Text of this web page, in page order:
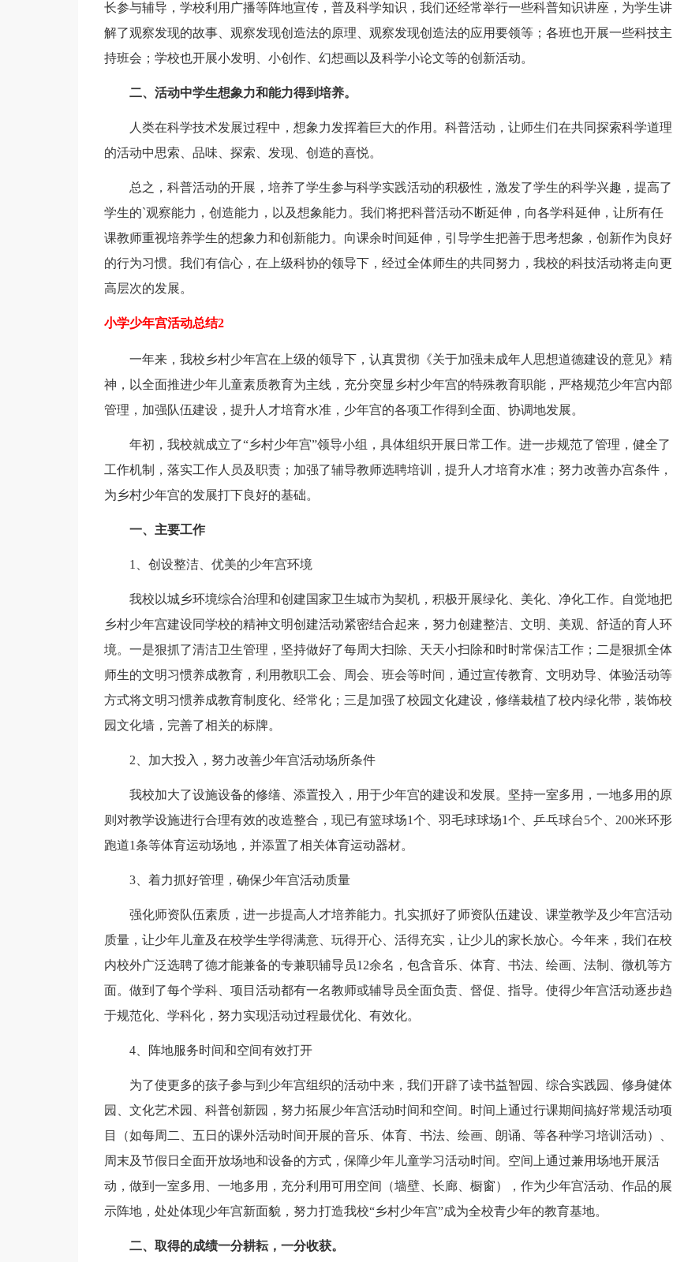
长参与辅导，学校利用广播等阵地宣传，普及科学知识，我们还经常举行一些科普知识讲座，为学生讲
解了观察发现的故事、观察发现创造法的原理、观察发现创造法的应用要领等；各班也开展一些科技主
持班会；学校也开展小发明、小创作、幻想画以及科学小论文等的创新活动。
二、活动中学生想象力和能力得到培养。
人类在科学技术发展过程中，想象力发挥着巨大的作用。科普活动，让师生们在共同探索科学道理
的活动中思索、品味、探索、发现、创造的喜悦。
总之，科普活动的开展，培养了学生参与科学实践活动的积极性，激发了学生的科学兴趣，提高了
学生的`观察能力，创造能力，以及想象能力。我们将把科普活动不断延伸，向各学科延伸，让所有任
课教师重视培养学生的想象力和创新能力。向课余时间延伸，引导学生把善于思考想象，创新作为良好
的行为习惯。我们有信心，在上级科协的领导下，经过全体师生的共同努力，我校的科技活动将走向更
高层次的发展。
小学少年宫活动总结2
一年来，我校乡村少年宫在上级的领导下，认真贯彻《关于加强未成年人思想道德建设的意见》精
神，以全面推进少年儿童素质教育为主线，充分突显乡村少年宫的特殊教育职能，严格规范少年宫内部
管理，加强队伍建设，提升人才培育水准，少年宫的各项工作得到全面、协调地发展。
年初，我校就成立了“乡村少年宫”领导小组，具体组织开展日常工作。进一步规范了管理，健全了
工作机制，落实工作人员及职责；加强了辅导教师选聘培训，提升人才培育水准；努力改善办宫条件，
为乡村少年宫的发展打下良好的基础。
一、主要工作
1、创设整洁、优美的少年宫环境
我校以城乡环境综合治理和创建国家卫生城市为契机，积极开展绿化、美化、净化工作。自觉地把
乡村少年宫建设同学校的精神文明创建活动紧密结合起来，努力创建整洁、文明、美观、舒适的育人环
境。一是狠抓了清洁卫生管理，坚持做好了每周大扫除、天天小扫除和时时常保洁工作；二是狠抓全体
师生的文明习惯养成教育，利用教职工会、周会、班会等时间，通过宣传教育、文明劝导、体验活动等
方式将文明习惯养成教育制度化、经常化；三是加强了校园文化建设，修缮栽植了校内绿化带，装饰校
园文化墙，完善了相关的标牌。
2、加大投入，努力改善少年宫活动场所条件
我校加大了设施设备的修缮、添置投入，用于少年宫的建设和发展。坚持一室多用，一地多用的原
则对教学设施进行合理有效的改造整合，现已有篮球场1个、羽毛球球场1个、乒乓球台5个、200米环形
跑道1条等体育运动场地，并添置了相关体育运动器材。
3、着力抓好管理，确保少年宫活动质量
强化师资队伍素质，进一步提高人才培养能力。扎实抓好了师资队伍建设、课堂教学及少年宫活动
质量，让少年儿童及在校学生学得满意、玩得开心、活得充实，让少儿的家长放心。今年来，我们在校
内校外广泛选聘了德才能兼备的专兼职辅导员12余名，包含音乐、体育、书法、绘画、法制、微机等方
面。做到了每个学科、项目活动都有一名教师或辅导员全面负责、督促、指导。使得少年宫活动逐步趋
于规范化、学科化，努力实现活动过程最优化、有效化。
4、阵地服务时间和空间有效打开
为了使更多的孩子参与到少年宫组织的活动中来，我们开辟了读书益智园、综合实践园、修身健体
园、文化艺术园、科普创新园，努力拓展少年宫活动时间和空间。时间上通过行课期间搞好常规活动项
目（如每周二、五日的课外活动时间开展的音乐、体育、书法、绘画、朗诵、等各种学习培训活动）、
周末及节假日全面开放场地和设备的方式，保障少年儿童学习活动时间。空间上通过兼用场地开展活
动，做到一室多用、一地多用，充分利用可用空间（墙壁、长廊、橱窗），作为少年宫活动、作品的展
示阵地，处处体现少年宫新面貌，努力打造我校“乡村少年宫”成为全校青少年的教育基地。
二、取得的成绩一分耕耘，一分收获。